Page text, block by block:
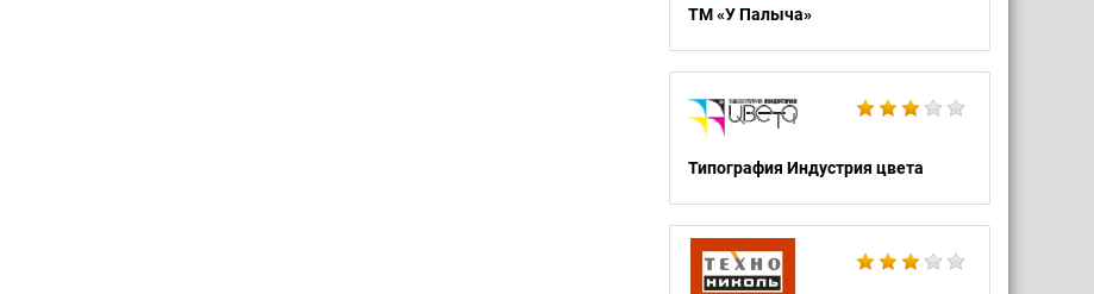
ТМ «У Палыча»
Типография Индустрия цвета